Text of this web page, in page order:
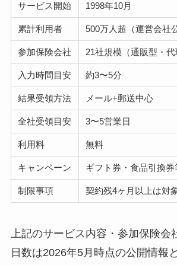
サービス開始 1998年10月
累計利用者 500万人超（運営会社
参加保険会社 21社規模（通販型・
入力時間目安 約3〜5分
結果受領方法 メール+郵送中心
全社受領目安 3〜5営業日
利用料 無料
キャンペーン ギフト券・食品引換
制限事項 契約残4ヶ月以上は対
上記のサービス内容・参加保険会
日数は2026年5月時点の公開情報